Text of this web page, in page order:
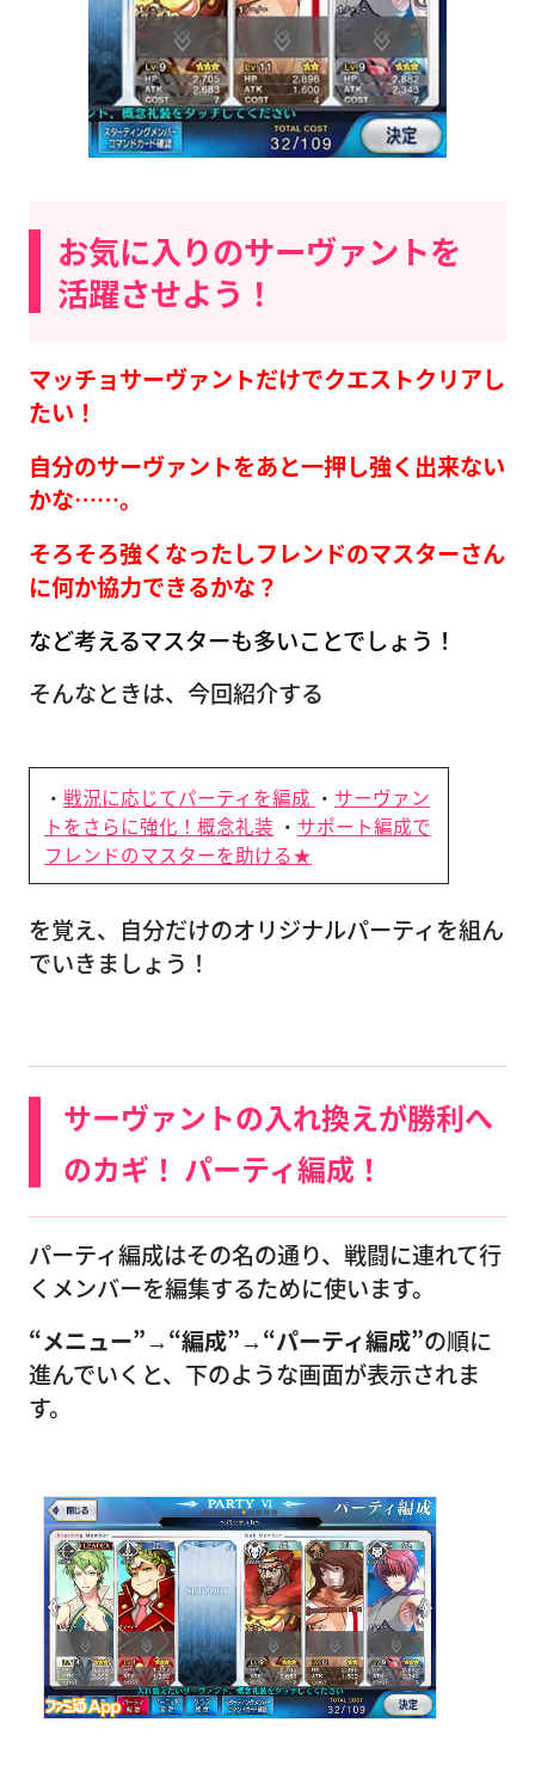
お気に入りのサーヴァントを
活躍させよう！
マッチョサーヴァントだけでクエストクリアし
たい！
自分のサーヴァントをあと一押し強く出来ない
かな……。
そろそろ強くなったしフレンドのマスターさん
に何か協力できるかな？
など考えるマスターも多いことでしょう！
そんなときは、今回紹介する
・ 戦況に応じてパーティを編成 ・ サーヴァン
トをさらに強化！概念礼装 ・ サポート編成で
フレンドのマスターを助ける★
を覚え、自分だけのオリジナルパーティを組ん
でいきましょう！
サーヴァントの入れ換えが勝利へ
のカギ！ パーティ編成！
パーティ編成はその名の通り、戦闘に連れて行
くメンバーを編集するために使います。
“メニュー”→“編成”→“パーティ編成”の順に
進んでいくと、下のような画面が表示されま
す。